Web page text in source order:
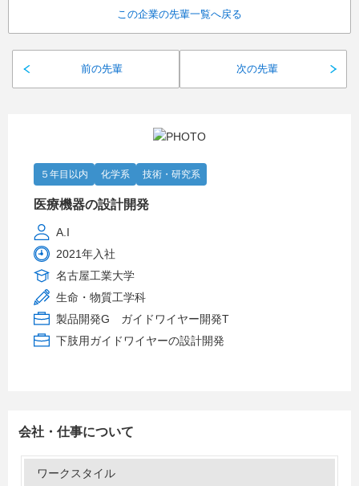
前の先輩
この企業の先輩一覧へ戻る
次の先輩
５年目以内 化学系 技術・研究系
医療機器の設計開発
A.I
2021年入社
名古屋工業大学
生命・物質工学科
製品開発G ガイドワイヤー開発T
下肢用ガイドワイヤーの設計開発
会社・仕事について
ワークスタイル